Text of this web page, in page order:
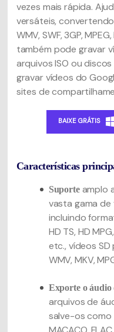
vezes mais rápida.
versáteis,
WMV, SWF, 3GP,
também pode gravar
arquivos ISO ou
gravar vídeos do
sites de
BAIXE GRÁTIS
Características
Suporte amplo
vasta gama de
incluindo
HD TS, HD
etc., vídeos SD
WMV, MKV,
Exporte o
arquivos de
salve-os como